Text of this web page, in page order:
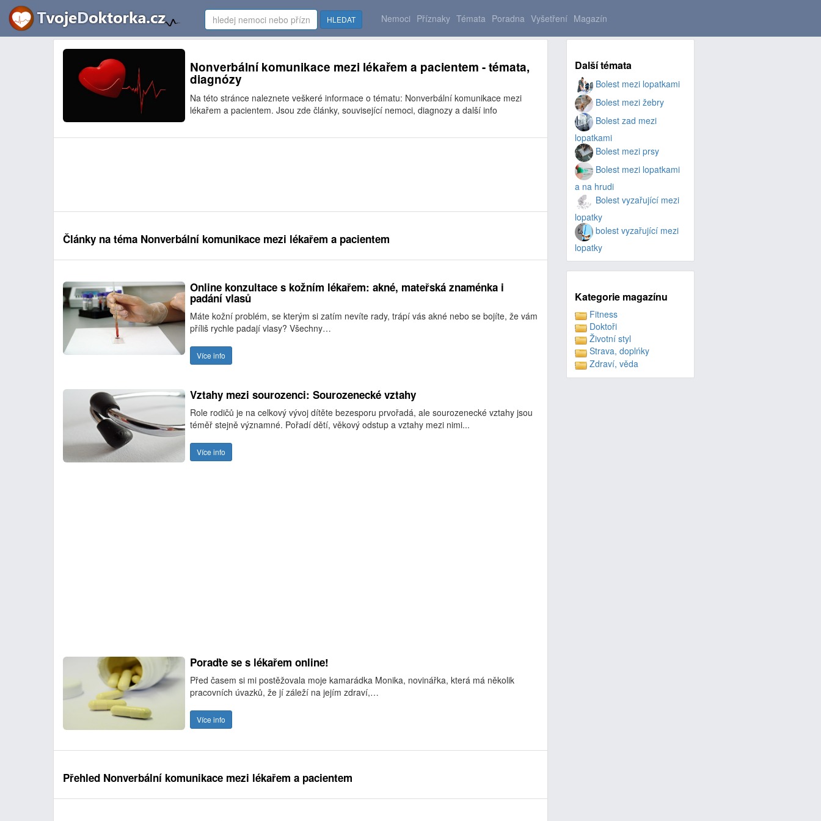
HLEDAT Nemoci Příznaky Témata Poradna Vyšetření Magazín
Nonverbální komunikace mezi lékařem a pacientem - témata,
diagnózy
Na této stránce naleznete veškeré informace o tématu: Nonverbální komunikace mezi
lékařem a pacientem. Jsou zde články, související nemoci, diagnozy a další info
Články na téma Nonverbální komunikace mezi lékařem a pacientem
Online konzultace s kožním lékařem: akné, mateřská znaménka i
padání vlasů
Máte kožní problém, se kterým si zatím nevíte rady, trápí vás akné nebo se bojíte, že vám
příliš rychle padají vlasy? Všechny…
Více info
Vztahy mezi sourozenci: Sourozenecké vztahy
Role rodičů je na celkový vývoj dítěte bezesporu prvořadá, ale sourozenecké vztahy jsou
téměř stejně významné. Pořadí dětí, věkový odstup a vztahy mezi nimi...
Více info
Poraďte se s lékařem online!
Před časem si mi postěžovala moje kamarádka Monika, novinářka, která má několik
pracovních úvazků, že jí záleží na jejím zdraví,…
Více info
Přehled Nonverbální komunikace mezi lékařem a pacientem
Další témata
Bolest mezi lopatkami
Bolest mezi žebry
Bolest zad mezi
lopatkami
Bolest mezi prsy
Bolest mezi lopatkami
a na hrudi
Bolest vyzařující mezi
lopatky
bolest vyzařující mezi
lopatky
Kategorie magazínu
Fitness
Doktoři
Životní styl
Strava, doplńky
Zdraví, věda